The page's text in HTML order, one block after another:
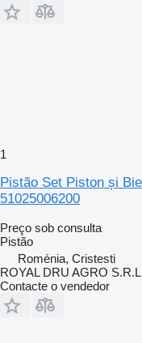
1
Pistão Set Piston și
51025006200
Preço sob consulta
Pistão
Roménia, Cristesti
ROYAL DRU AGRO
Contacte o vendedor